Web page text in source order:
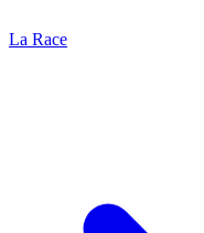
La Race